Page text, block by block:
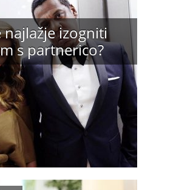
najlažje izogniti
s partnerico?